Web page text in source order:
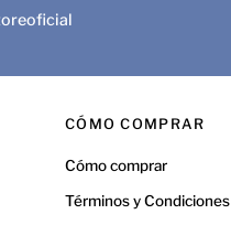
CÓMO COMPRAR
Cómo comprar
Términos y Condiciones